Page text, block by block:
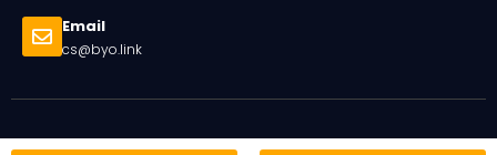
Email
cs@byo.link